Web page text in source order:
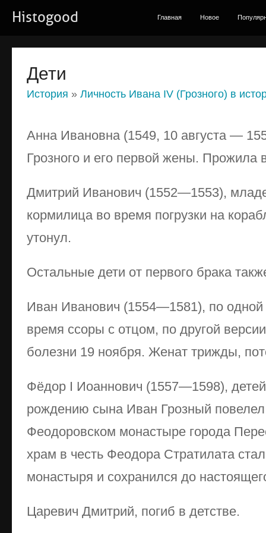
Histogood Главная Новое
Дети
История » Личность Ивана IV (Грозного) в
Анна Ивановна (1549, 10 августа —
Грозного и его первой жены. Прожила
Дмитрий Иванович (1552—1553),
кормилица во время погрузки на
утонул.
Остальные дети от первого брака
Иван Иванович (1554—1581), по одной
время ссоры с отцом, по другой
болезни 19 ноября. Женат трижды,
Фёдор I Иоаннович (1557—1598),
рождению сына Иван Грозный повелел
Феодоровском монастыре города
храм в честь Феодора Стратилата
монастыря и сохранился до
Царевич Дмитрий, погиб в детстве.